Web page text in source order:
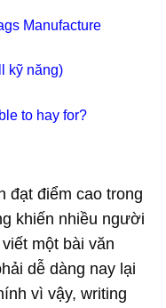
Manufacture
kỹ năng)
to hay for?
đạt điểm cao trong
khiến nhiều người
một bài văn
dễ dàng nay lại
vì vậy, writing